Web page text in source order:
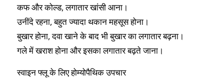
कफ और कोल्ड, लगातार खांसी आना।
उनींदे रहना, बहुत ज्यादा थकान महसूस होना।
बुखार होना, दवा खाने के बाद भी बुखार का लगातार बढ़ना।
गले में खराश होना और इसका लगातार बढ़ते जाना।
स्वाइन फ्लू के लिए होम्योपैथिक उपचार